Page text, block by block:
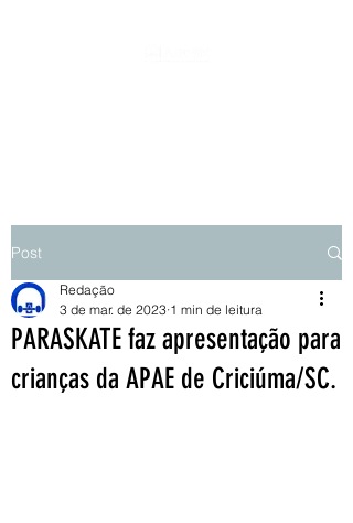
Post
PARASKATE faz apresentação para
crianças da APAE de Criciúma/SC.
Redação
3 de mar. de 2023 1 min de leitura